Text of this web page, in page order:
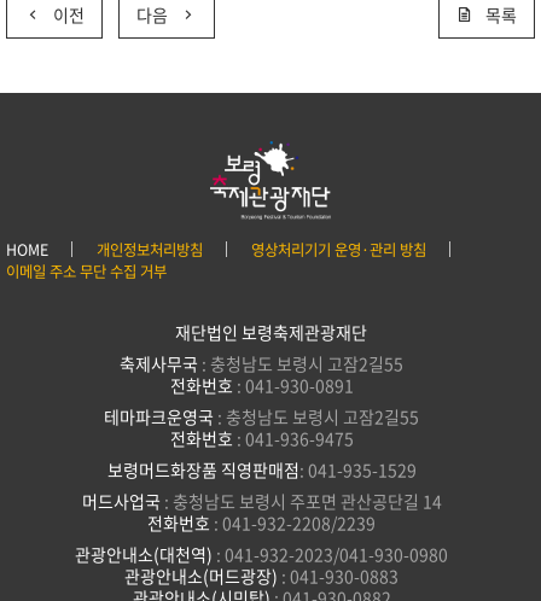
이전 다음 목록
HOME 개인정보처리방침
영상처리기기 운영·관리 방침
이메일 주소 무단 수집 거부
재단법인 보령축제관광재단
축제사무국 : 충청남도 보령시 고잠2길55
전화번호 : 041-930-0891
테마파크운영국 : 충청남도 보령시 고잠2길55
전화번호 : 041-936-9475
보령머드화장품 직영판매점: 041-935-1529
머드사업국 : 충청남도 보령시 주포면 관산공단길 14
전화번호 : 041-932-2208/2239
관광안내소(대천역) : 041-932-2023/041-930-0980
관광안내소(머드광장) : 041-930-0883